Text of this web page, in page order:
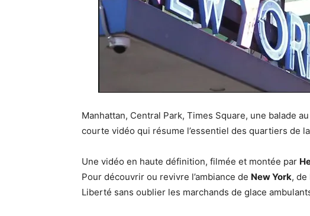
Manhattan, Central Park, Times Square, une balade
courte vidéo qui résume l’essentiel des quartiers de
Une vidéo en haute définition, filmée et montée par
Pour découvrir ou revivre l’ambiance de New York, de
Liberté sans oublier les marchands de glace